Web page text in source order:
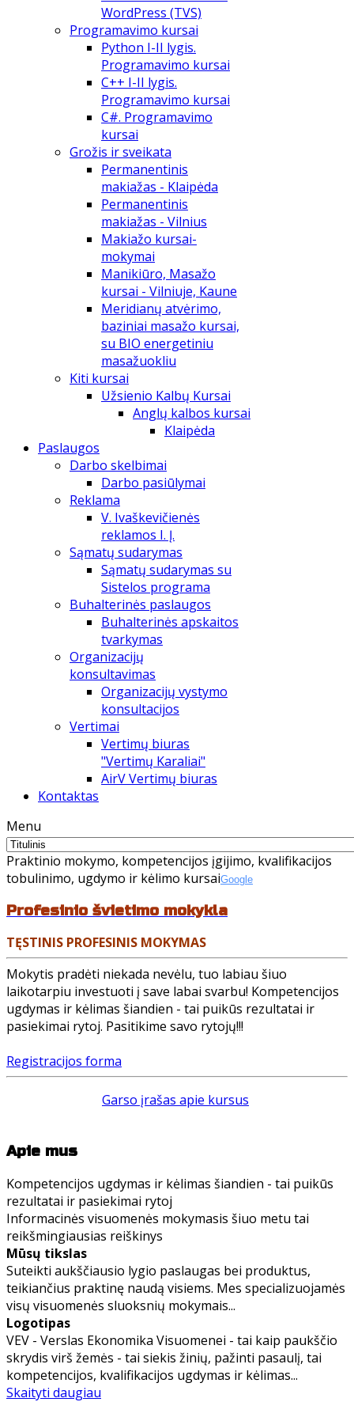
WordPress (TVS)
Programavimo kursai
Python I-II lygis.
Programavimo kursai
C++ I-II lygis.
Programavimo kursai
C#. Programavimo
kursai
Grožis ir sveikata
Permanentinis
makiažas - Klaipėda
Permanentinis
makiažas - Vilnius
Makiažo kursai-
mokymai
Manikiūro, Masažo
kursai - Vilniuje, Kaune
Meridianų atvėrimo,
baziniai masažo kursai,
su BIO energetiniu
masažuokliu
Kiti kursai
Užsienio Kalbų Kursai
Anglų kalbos kursai
Klaipėda
Paslaugos
Darbo skelbimai
Darbo pasiūlymai
Reklama
V. Ivaškevičienės
reklamos I. Į.
Sąmatų sudarymas
Sąmatų sudarymas su
Sistelos programa
Buhalterinės paslaugos
Buhalterinės apskaitos
tvarkymas
Organizacijų
konsultavimas
Organizacijų vystymo
konsultacijos
Vertimai
Vertimų biuras
"Vertimų Karaliai"
AirV Vertimų biuras
Kontaktas
Menu
Praktinio mokymo, kompetencijos įgijimo, kvalifikacijos
tobulinimo, ugdymo ir kėlimo kursaiGoogle
Profesinio švietimo mokykla
TĘSTINIS PROFESINIS MOKYMAS
Mokytis pradėti niekada nevėlu, tuo labiau šiuo
laikotarpiu investuoti į save labai svarbu! Kompetencijos
ugdymas ir kėlimas šiandien - tai puikūs rezultatai ir
pasiekimai rytoj. Pasitikime savo rytojų!!!
Registracijos forma
Garso įrašas apie kursus
Apie mus
Kompetencijos ugdymas ir kėlimas šiandien - tai puikūs
rezultatai ir pasiekimai rytoj
Informacinės visuomenės mokymasis šiuo metu tai
reikšmingiausias reiškinys
Mūsų tikslas
Suteikti aukščiausio lygio paslaugas bei produktus,
teikiančius praktinę naudą visiems. Mes specializuojamės
visų visuomenės sluoksnių mokymais...
Logotipas
VEV - Verslas Ekonomika Visuomenei - tai kaip paukščio
skrydis virš žemės - tai siekis žinių, pažinti pasaulį, tai
kompetencijos, kvalifikacijos ugdymas ir kėlimas...
Skaityti daugiau